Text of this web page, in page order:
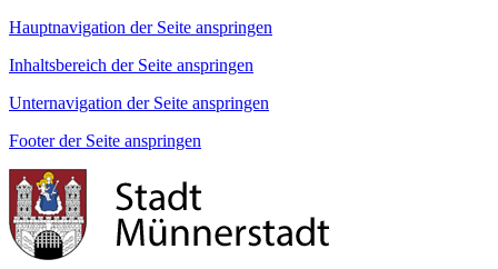
Hauptnavigation der Seite anspringen
Inhaltsbereich der Seite anspringen
Unternavigation der Seite anspringen
Footer der Seite anspringen